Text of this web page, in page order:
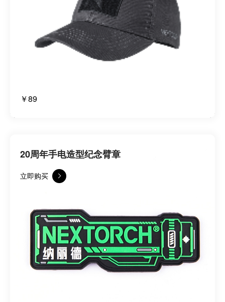
￥89
20周年手电造型纪念臂章
立即购买